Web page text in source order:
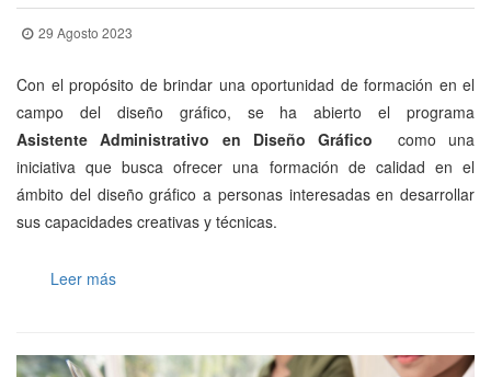
29 Agosto 2023
Con el propósito de brindar una oportunidad de formación en el
campo del diseño gráfico, se ha abierto el programa
Asistente Administrativo en Diseño Gráfico
como una
iniciativa que busca ofrecer una formación de calidad en el
ámbito del diseño gráfico a personas interesadas en desarrollar
sus capacidades creativas y técnicas.
Leer más